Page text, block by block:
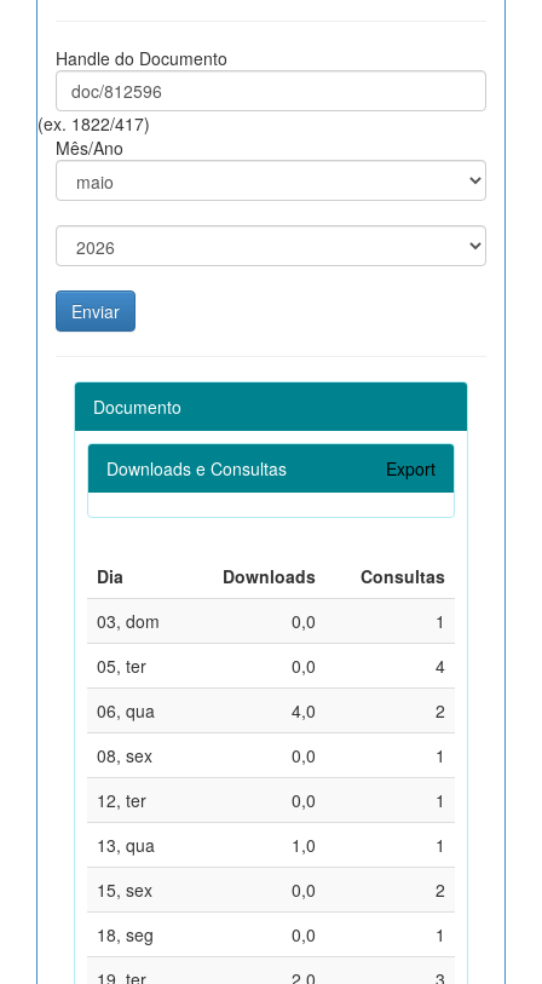
Handle do Documento
(ex. 1822/417)
Mês/Ano
Documento
Downloads e Consultas Export
Dia Downloads
Consultas
03, dom
0,0
1
05, ter
0,0
4
06, qua
4,0
2
08, sex
0,0
1
12, ter
0,0
1
13, qua
1,0
1
15, sex
0,0
2
18, seg
0,0
1
19, ter
2,0
3